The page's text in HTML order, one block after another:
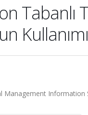
Tabanlı
Kullanımı
Management Information